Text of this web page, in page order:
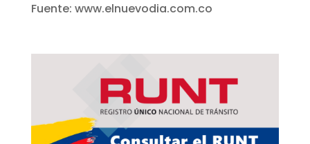
Fuente: www.elnuevodia.com.co